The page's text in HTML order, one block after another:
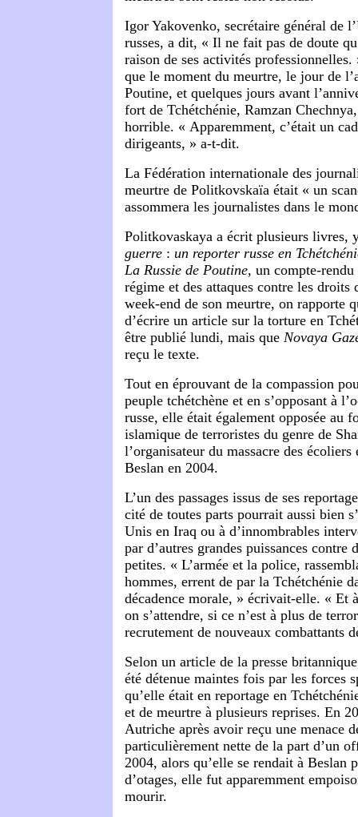
Igor Yakovenko, secrétaire général de
russes, a dit, « Il ne fait pas de doute
raison de ses activités
que le moment du meurtre, le jour de
Poutine, et quelques jours avant
fort de Tchétchénie, Ramzan
horrible. « Apparemment, c’était un
dirigeants, » a-t-dit.
La Fédération internationale des
meurtre de Politkovskaïa était « un
assommera les journalistes dans le
Politkovaskaya a écrit plusieurs livres,
guerre : un reporter russe en
La Russie de Poutine, un compte-
régime et des attaques contre les droits
week-end de son meurtre, on rapporte
d’écrire un article sur la torture en
être publié lundi, mais que Novaya
reçu le texte.
Tout en éprouvant de la compassion
peuple tchétchène et en s’opposant à
russe, elle était également opposée au
islamique de terroristes du genre de
l’organisateur du massacre des
Beslan en 2004.
L’un des passages issus de ses
cité de toutes parts pourrait aussi bien
Unis en Iraq ou à d’innombrables
par d’autres grandes puissances contre
petites. « L’armée et la police,
hommes, errent de par la Tchétchénie
décadence morale, » écrivait-elle. « Et
on s’attendre, si ce n’est à plus de
recrutement de nouveaux combattants
Selon un article de la presse
été détenue maintes fois par les forces
qu’elle était en reportage en
et de meurtre à plusieurs reprises. En
Autriche après avoir reçu une menace
particulièrement nette de la part d’un
2004, alors qu’elle se rendait à Beslan
d’otages, elle fut apparemment
mourir.